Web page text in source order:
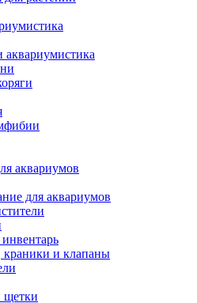
аквариумистика
аквариумов
для аквариумов
краники и клапаны
щетки